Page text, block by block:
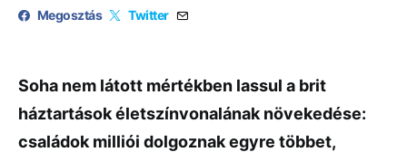
Megosztás Twitter
Soha nem látott mértékben lassul a brit
háztartások életszínvonalának növekedése:
családok milliói dolgoznak egyre többet,